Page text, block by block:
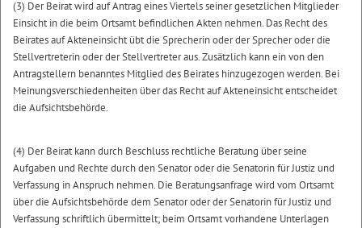
(3) Der Beirat wird auf Antrag eines Viertels seiner gesetzlichen Mitglieder
Einsicht in die beim Ortsamt befindlichen Akten nehmen. Das Recht des
Beirates auf Akteneinsicht übt die Sprecherin oder der Sprecher oder die
Stellvertreterin oder der Stellvertreter aus. Zusätzlich kann ein von den
Antragstellern benanntes Mitglied des Beirates hinzugezogen werden. Bei
Meinungsverschiedenheiten über das Recht auf Akteneinsicht entscheidet
die Aufsichtsbehörde.
(4) Der Beirat kann durch Beschluss rechtliche Beratung über seine
Aufgaben und Rechte durch den Senator oder die Senatorin für Justiz und
Verfassung in Anspruch nehmen. Die Beratungsanfrage wird vom Ortsamt
über die Aufsichtsbehörde dem Senator oder der Senatorin für Justiz und
Verfassung schriftlich übermittelt; beim Ortsamt vorhandene Unterlagen